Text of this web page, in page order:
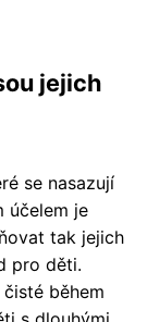
jejich
se nasazují
účelem je
tak jejich
pro děti.
během